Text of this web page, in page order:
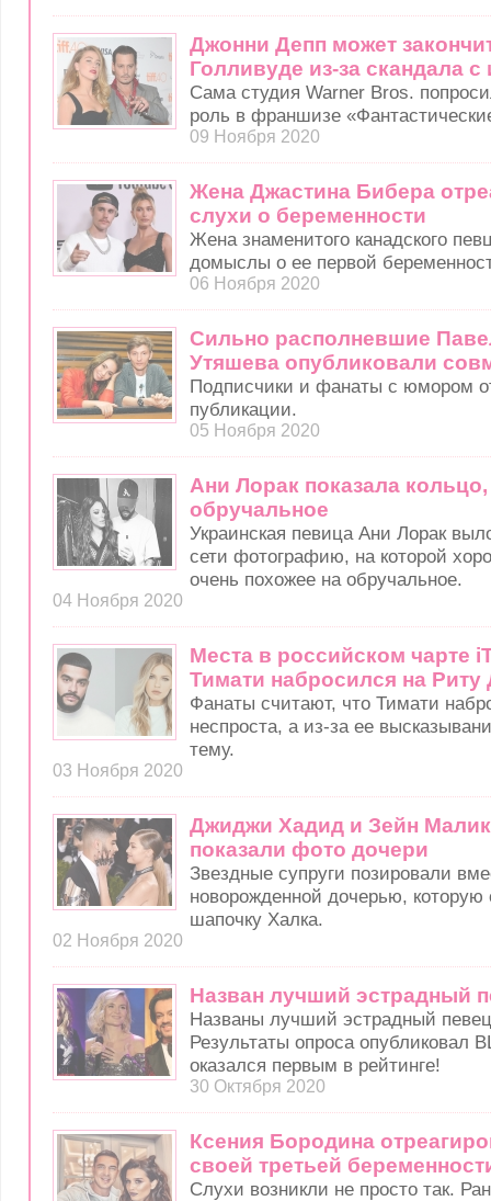
Джонни Депп может
Голливуде из-за скандала
Сама студия Warner Bros.
роль в франшизе
09 Ноября 2020
Жена Джастина Бибера
слухи о беременности
Жена знаменитого канадского
домыслы о ее первой
06 Ноября 2020
Сильно располневшие
Утяшева опубликовали
Подписчики и фанаты с юмором
публикации.
05 Ноября 2020
Ани Лорак показала
обручальное
Украинская певица Ани Лорак
сети фотографию, на которой
очень похожее на обручальное.
04 Ноября 2020
Места в российском чарте
Тимати набросился на Риту
Фанаты считают, что Тимати
неспроста, а из-за ее
тему.
03 Ноября 2020
Джиджи Хадид и Зейн
показали фото дочери
Звездные супруги позировали
новорожденной дочерью,
шапочку Халка.
02 Ноября 2020
Назван лучший эстрадный
Названы лучший эстрадный
Результаты опроса опубликовал
оказался первым в рейтинге!
30 Октября 2020
Ксения Бородина
своей третьей
Слухи возникли не просто так.